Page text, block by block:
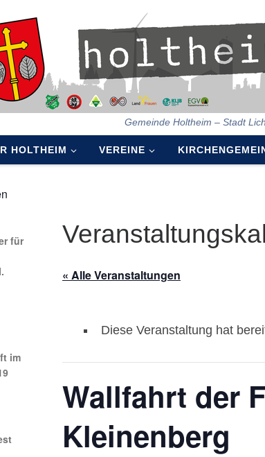
Gemeinde Holtheim – Stadt
HOLTHEIM VEREINE
« Alle Veranstaltungen
Diese Veranstaltung hat
Wallfahrt der
Kleinenberg
für
im